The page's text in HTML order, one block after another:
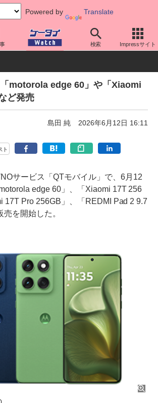
Powered by Translate
検索 Impressサイト
安スマホ/格安SIM 格安SIM/MVNO その他
motorola edge 60」や「Xiaomi
ど発売
島田 純 2026年6月12日 16:11
ト
サービス「QTモバイル」で、6月12
edge 60」、「Xiaomi 17T 256
17T Pro 256GB」、「REDMI Pad 2 9.7
を開始した。